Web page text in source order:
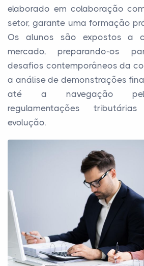
elaborado em colaboração
setor, garante uma formação
Os alunos são expostos a
mercado, preparando-os
desafios contemporâneos da
a análise de demonstrações
até a navegação
regulamentações
evolução.